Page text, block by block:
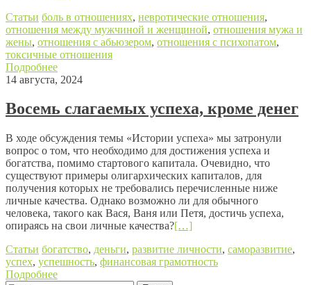
Статьи боль в отношениях, невротические отношения,
отношения между мужчиной и женщиной, отношения мужа и
жены, отношения с абьюзером, отношения с психопатом,
токсичные отношения
Подробнее
14 августа, 2024
Восемь слагаемых успеха, кроме денег
В ходе обсуждения темы «Истории успеха» мы затронули
вопрос о том, что необходимо для достижения успеха и
богатства, помимо стартового капитала. Очевидно, что
существуют примеры олигархических капиталов, для
получения которых не требовались перечисленные ниже
личные качества. Однако возможно ли для обычного
человека, такого как Вася, Ваня или Петя, достичь успеха,
опираясь на свои личные качества?[…]
Статьи богатство, деньги, развитие личности, саморазвитие,
успех, успешность, финансовая грамотность
Подробнее